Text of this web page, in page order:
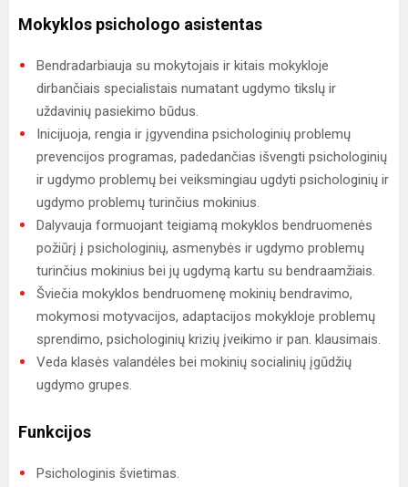
Mokyklos psichologo asistentas
Bendradarbiauja su mokytojais ir kitais mokykloje
dirbančiais specialistais numatant ugdymo tikslų ir
uždavinių pasiekimo būdus.
Inicijuoja, rengia ir įgyvendina psichologinių problemų
prevencijos programas, padedančias išvengti psichologinių
ir ugdymo problemų bei veiksmingiau ugdyti psichologinių ir
ugdymo problemų turinčius mokinius.
Dalyvauja formuojant teigiamą mokyklos bendruomenės
požiūrį į psichologinių, asmenybės ir ugdymo problemų
turinčius mokinius bei jų ugdymą kartu su bendraamžiais.
Šviečia mokyklos bendruomenę mokinių bendravimo,
mokymosi motyvacijos, adaptacijos mokykloje problemų
sprendimo, psichologinių krizių įveikimo ir pan. klausimais.
Veda klasės valandėles bei mokinių socialinių įgūdžių
ugdymo grupes.
Funkcijos
Psichologinis švietimas.